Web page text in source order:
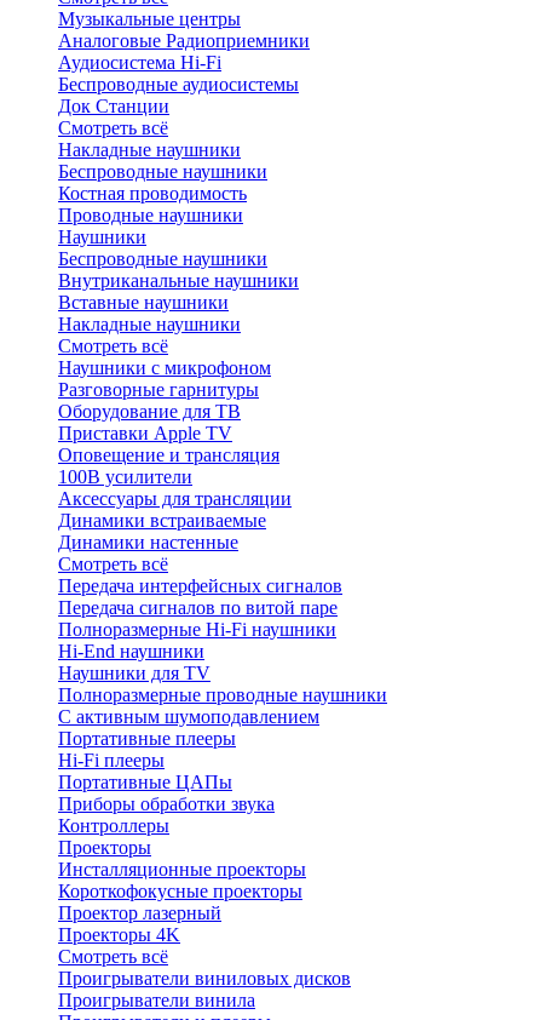
Музыкальные центры
Аналоговые Радиоприемники
Аудиосистема Hi-Fi
Беспроводные аудиосистемы
Док Станции
Смотреть всё
Накладные наушники
Беспроводные наушники
Костная проводимость
Проводные наушники
Наушники
Беспроводные наушники
Внутриканальные наушники
Вставные наушники
Накладные наушники
Смотреть всё
Наушники с микрофоном
Разговорные гарнитуры
Оборудование для ТВ
Приставки Apple TV
Оповещение и трансляция
100В усилители
Аксессуары для трансляции
Динамики встраиваемые
Динамики настенные
Смотреть всё
Передача интерфейсных сигналов
Передача сигналов по витой паре
Полноразмерные Hi-Fi наушники
Hi-End наушники
Наушники для TV
Полноразмерные проводные наушники
С активным шумоподавлением
Портативные плееры
Hi-Fi плееры
Портативные ЦАПы
Приборы обработки звука
Контроллеры
Проекторы
Инсталляционные проекторы
Короткофокусные проекторы
Проектор лазерный
Проекторы 4K
Смотреть всё
Проигрыватели виниловых дисков
Проигрыватели винила